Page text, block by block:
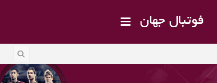
فوتبال جهان